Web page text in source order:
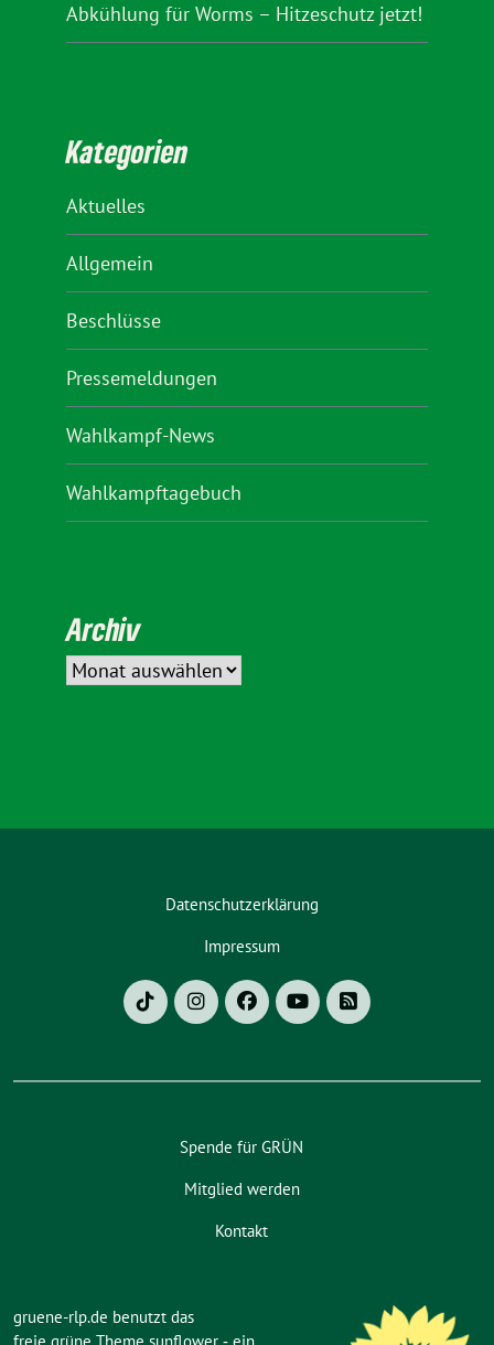
Abkühlung für Worms – Hitzeschutz jetzt!
Kategorien
Aktuelles
Allgemein
Beschlüsse
Pressemeldungen
Wahlkampf-News
Wahlkampftagebuch
Archiv
Datenschutzerklärung
Impressum
Spende für GRÜN
Mitglied werden
Kontakt
gruene-rlp.de benutzt das